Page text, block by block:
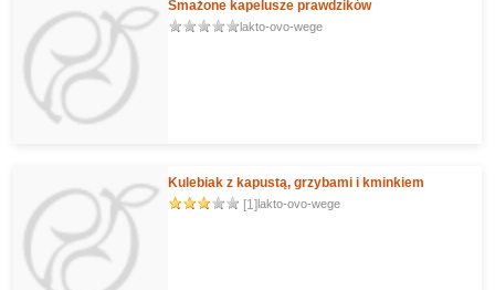
Smażone kapelusze prawdzików
lakto-ovo-wege
Kulebiak z kapustą, grzybami i kminkiem
[1]lakto-ovo-wege